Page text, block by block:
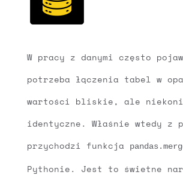
W pracy z danymi często
potrzeba łączenia tabel w
wartości bliskie, ale
identyczne. Właśnie wtedy z
przychodzi funkcja
Pythonie. Jest to świetne